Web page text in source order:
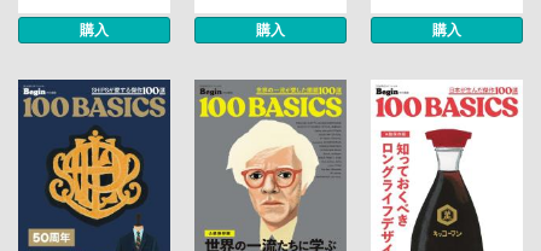
購入 購入 購入